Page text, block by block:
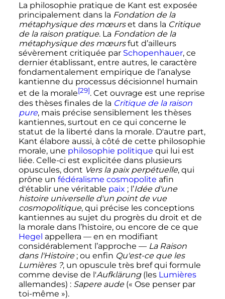
La philosophie pratique de Kant est exposée
principalement dans la Fondation de la
métaphysique des mœurset dans la Critique
de la raison pratique. La Fondation de la
métaphysique des mœursfut d’ailleurs
sévèrement critiquée par Schopenhauer, ce
dernier établissant, entre autres, le caractère
fondamentalement empirique de l’analyse
kantienne du processus décisionnel humain
et de la morale[29]. Cet ouvrage est une reprise
des thèses finales de la Critique de la raison
pure, mais précise sensiblement les thèses
kantiennes, surtout en ce qui concerne le
statut de la liberté dans la morale. D'autre part,
Kant élabore aussi, à côté de cette philosophie
morale, une philosophie politique qui lui est
liée. Celle-ci est explicitée dans plusieurs
opuscules, dont Vers la paix perpétuelle, qui
prône un fédéralisme cosmopolite afin
d'établir une véritable paix ; l’Idée d'une
histoire universelle d'un point de vue
cosmopolitique, qui précise les conceptions
kantiennes au sujet du progrès du droit et de
la morale dans l’histoire, ou encore de ce que
Hegel appellera — en en modifiant
considérablement l’approche — La Raison
dans l'Histoire ; ou enfin Qu'est-ce que les
Lumières ?, un opuscule très bref qui formule
comme devise de l'Aufklärung(les Lumières
allemandes) : Sapere aude(« Ose penser par
toi-même »).